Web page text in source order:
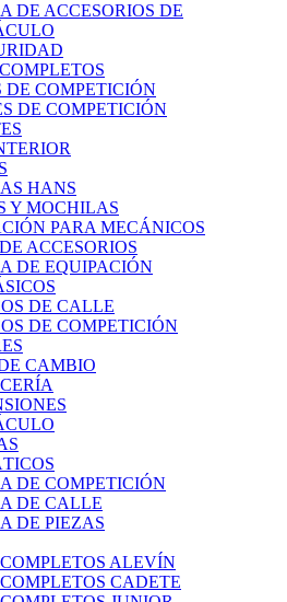
DE ACCESORIOS DE
DE COMPETICIÓN
DE COMPETICIÓN
HANS
Y MOCHILAS
PARA MECÁNICOS
ACCESORIOS
DE EQUIPACIÓN
DE CALLE
DE COMPETICIÓN
CAMBIO
DE COMPETICIÓN
DE CALLE
DE PIEZAS
ALEVÍN
CADETE